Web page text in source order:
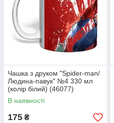
Чашка з друком "Spider-man/
Людина-павук" №4 330 мл
(колір білий) (46077)
В наявності
175 ₴